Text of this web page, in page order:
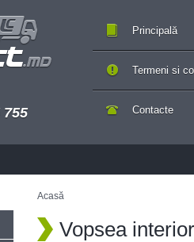
755
Principală
Contacte
Termeni si
Acasă
Vopsea interior